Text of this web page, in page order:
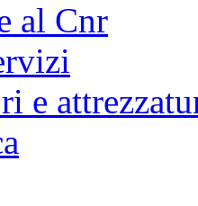
al Cnr
e